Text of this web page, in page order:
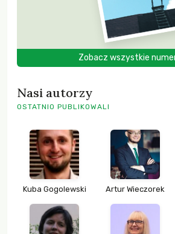
Zobacz wszystkie
Nasi autorzy
OSTATNIO PUBLIKOWALI
Kuba Gogolewski Artur Wieczorek